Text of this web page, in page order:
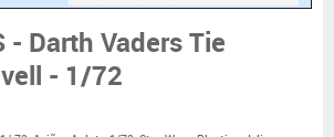
- Darth Vaders Tie
- 1/72